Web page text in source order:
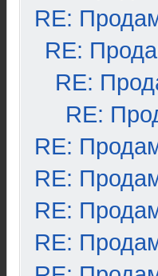
RE:
RE:
RE:
RE:
RE:
RE:
RE:
RE: